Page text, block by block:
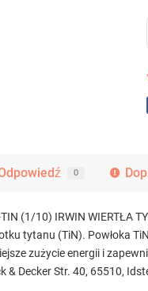
0
(1/10) IRWIN WIERTŁA
tytanu (TiN). Powłoka
zużycie energii i
& Decker Str. 40, 65510,